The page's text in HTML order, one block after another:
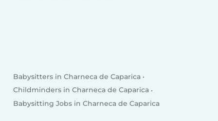
Babysitters in Charneca de Caparica
Childminders in Charneca de Caparica
Babysitting Jobs in Charneca de Caparica